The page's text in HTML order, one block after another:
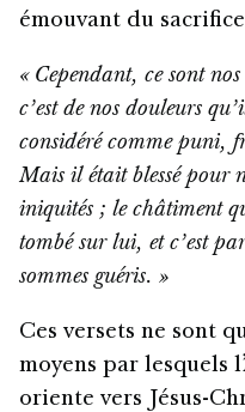
émouvant du
« Cependant, ce sont
c’est de nos douleurs
considéré comme puni,
Mais il était blessé pour
iniquités ; le châtiment
tombé sur lui, et c’est
sommes guéris. »
Ces versets ne sont
moyens par lesquels
oriente vers Jésus-